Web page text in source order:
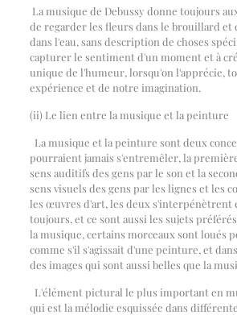
La musique de Debussy donne toujours
de regarder les fleurs dans le brouillard et
dans l'eau, sans description de choses
capturer le sentiment d'un moment et à
unique de l'humeur, lorsqu'on l'apprécie,
expérience et de notre imagination.
(ii) Le lien entre la musique et la peinture
La musique et la peinture sont deux
pourraient jamais s'entremêler, la
sens auditifs des gens par le son et la
sens visuels des gens par les lignes et les
les œuvres d'art, les deux s'interpénètrent
toujours, et ce sont aussi les sujets
la musique, certains morceaux sont loués
comme s'il s'agissait d'une peinture, et
des images qui sont aussi belles que la
L'élément pictural le plus important en
qui est la mélodie esquissée dans